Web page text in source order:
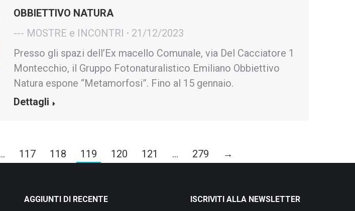
OBBIETTIVO NATURA
--- MOSTRE e INCONTRI
21/12/2023
Presso gli spazi dell’Ex macello Comunale, via Del Cacciatore 1
Montecchio, il Gruppo Fotonaturalistico Emiliano Obbiettivo
Natura espone “Metamorfosi”. Fino al 15 gennaio.
Dettagli
… 117 118 119 120 121 … 279 →
AGGIUNTI DI RECENTE ISCRIVITI ALLA NEWSLETTER